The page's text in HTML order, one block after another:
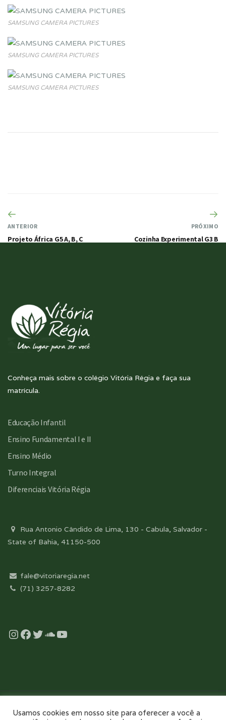
SAMSUNG CAMERA PICTURES
SAMSUNG CAMERA PICTURES
SAMSUNG CAMERA PICTURES
ANTERIOR
Projeto África G5 A, B, C
PRÓXIMO
Cozinha Experimental G3 B
Conheça mais sobre o colégio Vitória Régia e faça sua
matrícula.
Educação Infantil
Ensino Fundamental I e II
Ensino Médio
Turno Integral
Diferenciais Vitória Régia
Rua Antonio Cândido de Lima, 130 - Cabula, Salvador -
State of Bahia, 41150-500
fale@vitoriaregia.net
(71) 3257-8282
Instagram
Facebook
Twitter
Soundcloud
YouTube
Desenvolvido com essência pela:
Usamos cookies em nosso site para oferecer a você a